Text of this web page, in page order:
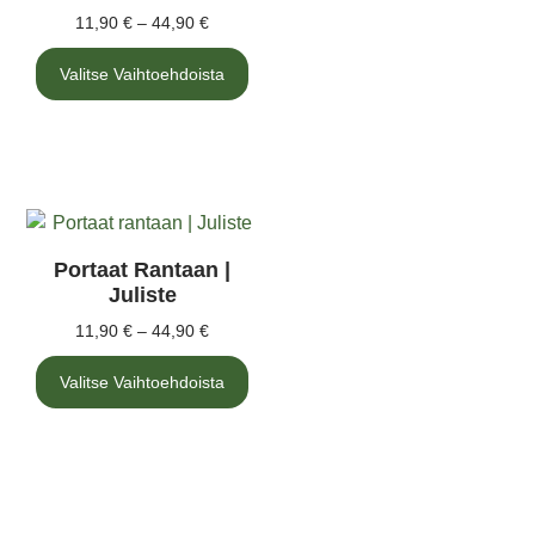
11,90€ – 44,90€
Valitse Vaihtoehdoista
Portaat Rantaan |
Juliste
11,90€ – 44,90€
Valitse Vaihtoehdoista